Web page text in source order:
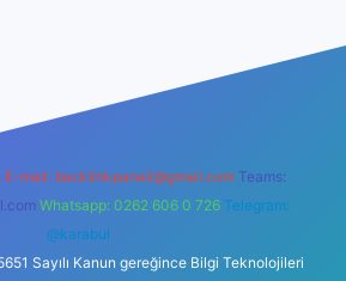
E-mail: backlinkpaneli@gmail.com Teams:
Whatsapp: 0262 606 0 726 Telegram:
@karabul
Sayılı Kanun gereğince Bilgi Teknolojileri